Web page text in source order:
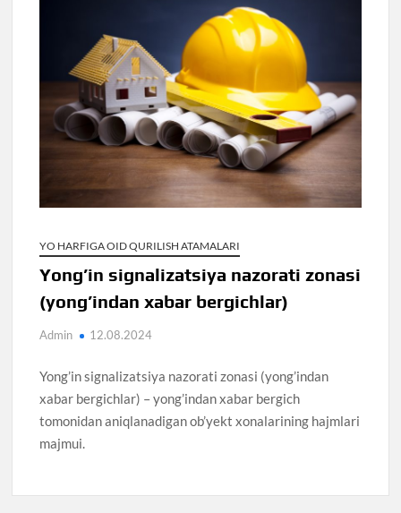
YO HARFIGA OID QURILISH ATAMALARI
Yong’in signalizatsiya nazorati zonasi
(yong’indan xabar bergichlar)
Admin 12.08.2024
Yong’in signalizatsiya nazorati zonasi (yong’indan
xabar bergichlar) – yong’indan xabar bergich
tomonidan aniqlanadigan ob’yekt xonalarining hajmlari
majmui.